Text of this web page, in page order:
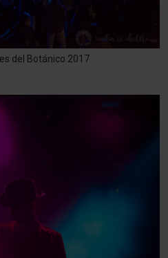
del Botánico 2017